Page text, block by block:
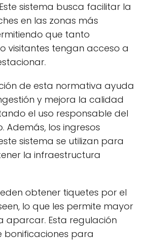
sistema busca facilitar la
en las zonas más
que tanto
visitantes tengan acceso a
de esta normativa ayuda
y mejora la calidad
el uso responsable del
Además, los ingresos
sistema se utilizan para
la infraestructura
obtener tiquetes por el
lo que les permite mayor
aparcar. Esta regulación
bonificaciones para